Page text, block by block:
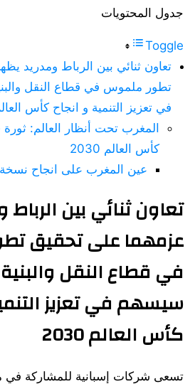
جدول المحتويات
Toggle
تعاون ثنائي بين الرباط ومدريد
تطور ملموس في قطاع النقل
في تعزيز التنمية و انجاح كأس العالم
المغرب تحت أنظار العالم:
كأس العالم 2030
عين المغرب على انجاح نسخة
تعاون ثنائي بين
عزمهما على تحقيق
في قطاع النقل
سيسهم في تعزيز
كأس العالم 2030
تسعى شركات إسبانية للمشاركة